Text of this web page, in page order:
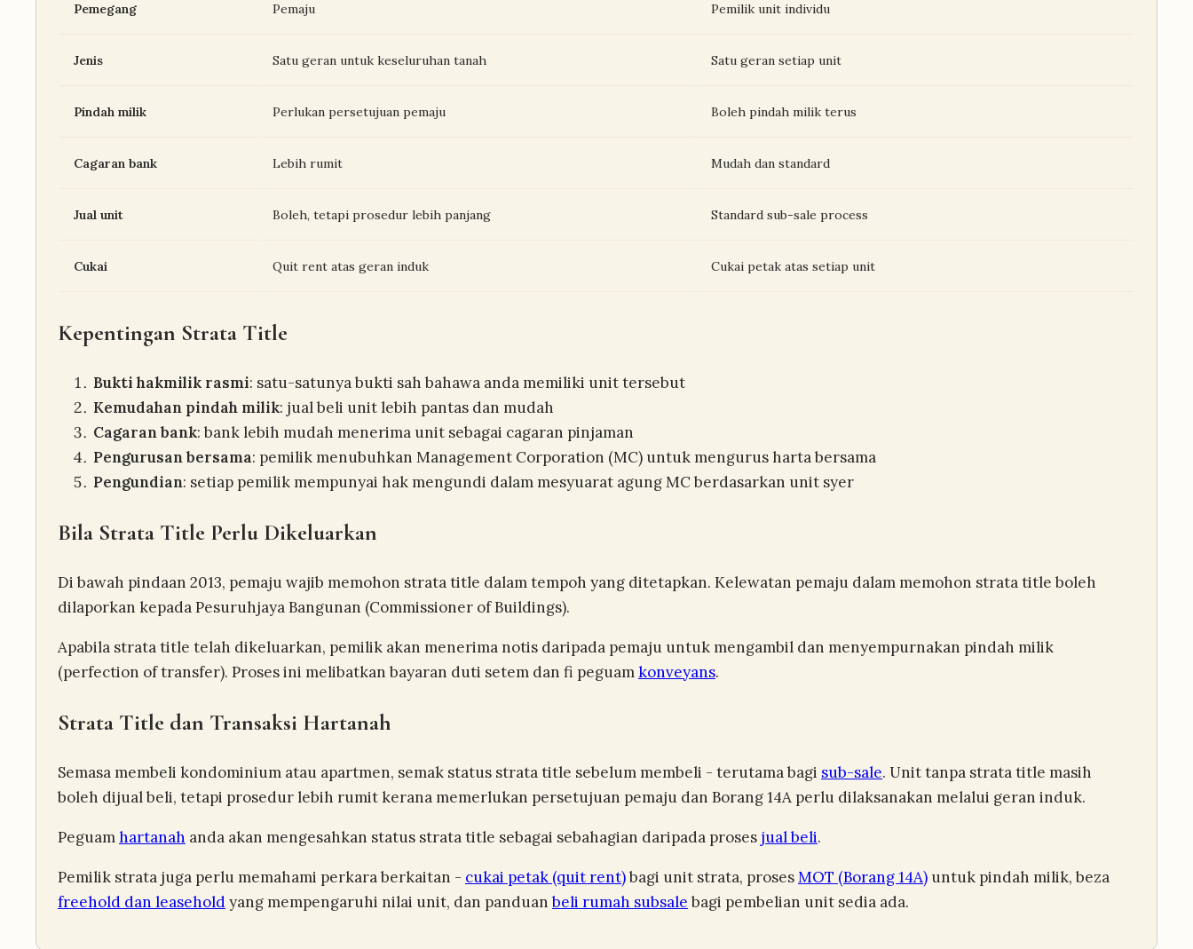
Pemegang Pemaju Pemilik unit individu
Jenis Satu geran untuk keseluruhan tanah Satu geran setiap unit
Pindah milik Perlukan persetujuan pemaju Boleh pindah milik terus
Cagaran bank Lebih rumit Mudah dan standard
Jual unit Boleh, tetapi prosedur lebih panjang Standard sub-sale process
Cukai Quit rent atas geran induk Cukai petak atas setiap unit
Kepentingan Strata Title
Bukti hakmilik rasmi: satu-satunya bukti sah bahawa anda memiliki unit tersebut
Kemudahan pindah milik: jual beli unit lebih pantas dan mudah
Cagaran bank: bank lebih mudah menerima unit sebagai cagaran pinjaman
Pengurusan bersama: pemilik menubuhkan Management Corporation (MC) untuk mengurus harta bersama
Pengundian: setiap pemilik mempunyai hak mengundi dalam mesyuarat agung MC berdasarkan unit syer
Bila Strata Title Perlu Dikeluarkan
Di bawah pindaan 2013, pemaju wajib memohon strata title dalam tempoh yang ditetapkan. Kelewatan pemaju dalam memohon strata title boleh
dilaporkan kepada Pesuruhjaya Bangunan (Commissioner of Buildings).
Apabila strata title telah dikeluarkan, pemilik akan menerima notis daripada pemaju untuk mengambil dan menyempurnakan pindah milik
(perfection of transfer). Proses ini melibatkan bayaran duti setem dan fi peguamkonveyans.
Strata Title dan Transaksi Hartanah
Semasa membeli kondominium atau apartmen, semak status strata title sebelum membeli - terutama bagi sub-sale. Unit tanpa strata title masih
boleh dijual beli, tetapi prosedur lebih rumit kerana memerlukan persetujuan pemaju dan Borang 14A perlu dilaksanakan melalui geran induk.
Peguamhartanah anda akan mengesahkan status strata title sebagai sebahagian daripada proses jual beli.
Pemilik strata juga perlu memahami perkara berkaitan - cukai petak (quit rent)bagi unit strata, prosesMOT (Borang 14A) untuk pindah milik, beza
freehold dan leaseholdyang mempengaruhi nilai unit, dan panduanbeli rumah subsale bagi pembelian unit sedia ada.